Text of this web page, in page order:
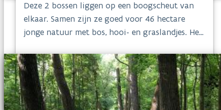
Deze 2 bossen liggen op een boogscheut van
elkaar. Samen zijn ze goed voor 46 hectare
jonge natuur met bos, hooi- en graslandjes. Het
flora. Het afgelegen domein langs het kanaal
Kortrijk-Bossuit, ver van autosnelwegen, drukke
provinciebanen en industrie, ademt rust uit en
laat de bezoeker volop genieten. In de